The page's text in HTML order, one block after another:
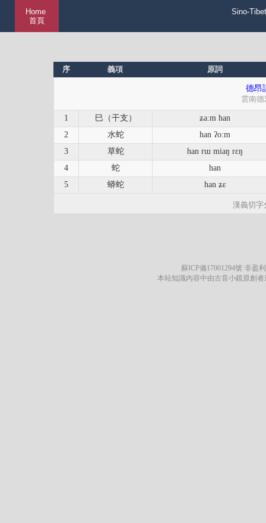
Home
首頁
Sino-
序 義項 原詞
德昂
雲南
1 巳（干支）
ʑa:m han
2
水蛇
han ʔo:m
3
草蛇
han rɯ miaŋ rɛŋ
4
蛇
han
5
蟒蛇 han ʑɛ
漢義切字
蘇ICP備17001294號·非盈
本站知識內容中由古音小鏡原創